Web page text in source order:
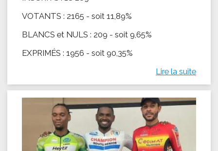
VOTANTS : 2165 - soit 11,89%
BLANCS et NULS : 209 - soit 9,65%
EXPRIMÉS : 1956 - soit 90,35%
Lire la suite